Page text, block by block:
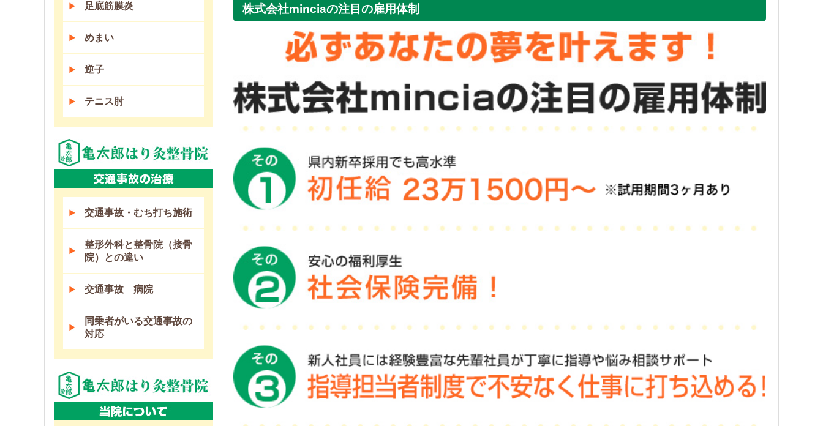
株式会社minciaの注目の雇用体制
足底筋膜炎
めまい
逆子
テニス肘
交通事故・むち打ち施術
整形外科と整骨院（接骨
院）との違い
交通事故 病院
同乗者がいる交通事故の
対応